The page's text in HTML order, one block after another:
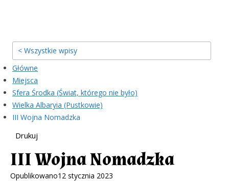
< Wszystkie wpisy
Główne
Miejsca
Sfera Środka (Świat, którego nie było)
Wielka Albaryia (Pustkowie)
III Wojna Nomadzka
Drukuj
III Wojna Nomadzka
Opublikowano12 stycznia 2023